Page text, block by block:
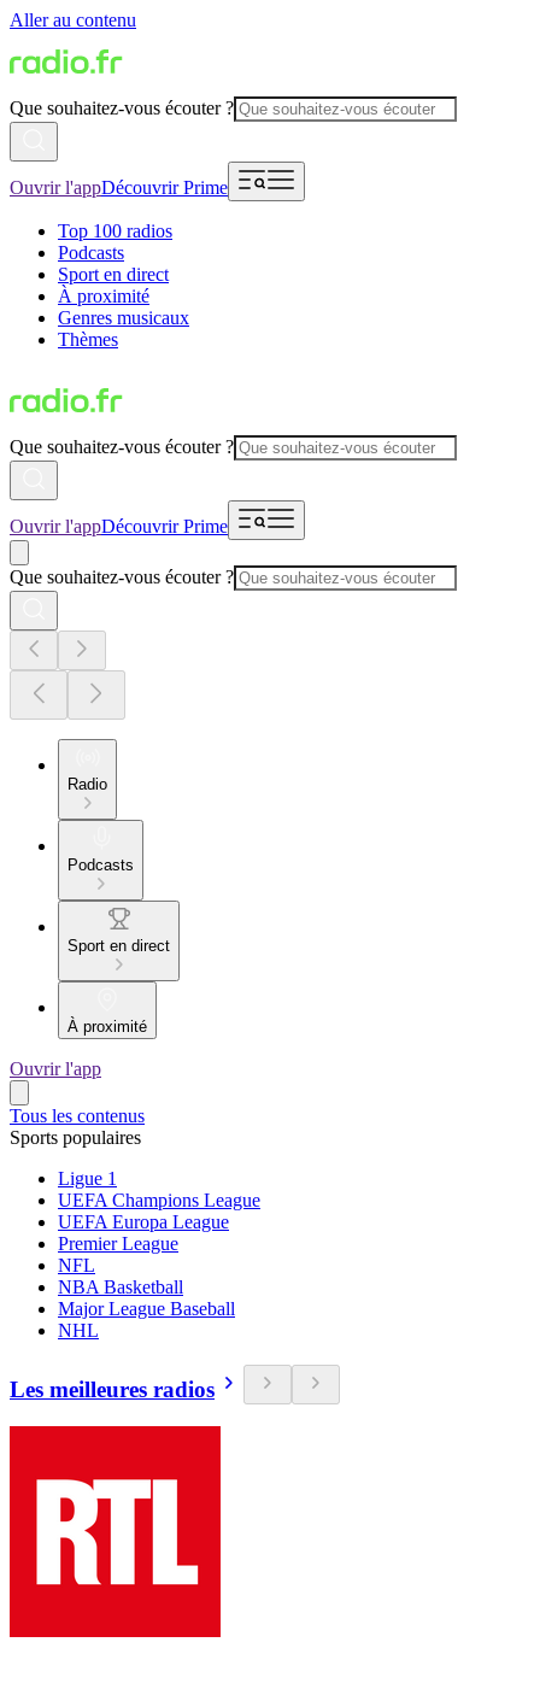
Aller au contenu
Que souhaitez-vous écouter ?
Ouvrir l'appDécouvrir Prime
Top 100 radios
Podcasts
Sport en direct
À proximité
Genres musicaux
Thèmes
Que souhaitez-vous écouter ?
Ouvrir l'appDécouvrir Prime
Que souhaitez-vous écouter ?
Radio
Podcasts
Sport en direct
À proximité
Ouvrir l'app
Tous les contenus
Sports populaires
Ligue 1
UEFA Champions League
UEFA Europa League
Premier League
NFL
NBA Basketball
Major League Baseball
NHL
Les meilleures radios